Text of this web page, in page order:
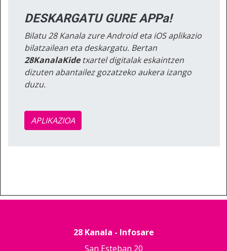
DESKARGATU GURE APPa!
Bilatu 28 Kanala zure Android eta iOS aplikazio
bilatzailean eta deskargatu. Bertan
28KanalaKidetxartel digitalak eskaintzen
dizuten abantailez gozatzeko aukera izango
duzu.
APLIKAZIOA
28 Kanala - Infosare
San Esteban 20